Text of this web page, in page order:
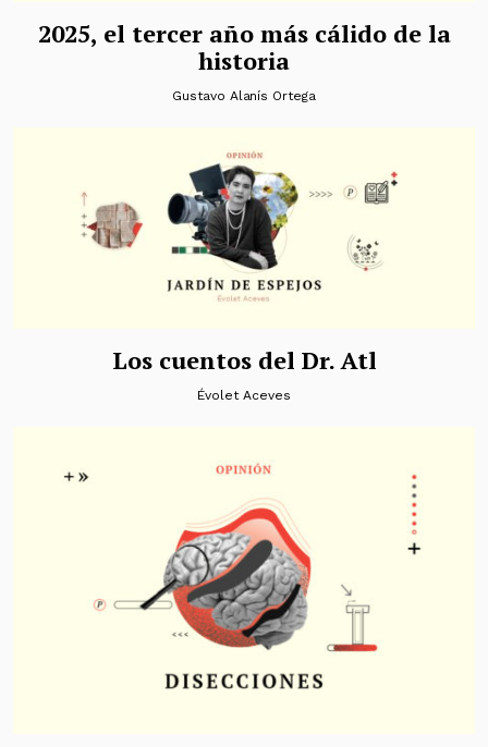
2025, el tercer año más cálido de la
historia
Gustavo Alanís Ortega
Los cuentos del Dr. Atl
Évolet Aceves